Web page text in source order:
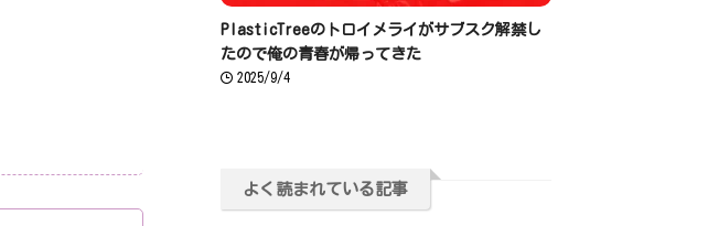
PlasticTreeのトロイメライがサブスク解禁し
たので俺の青春が帰ってきた
2025/9/4
よく読まれている記事